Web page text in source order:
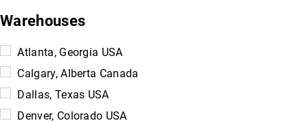
Warehouses
Atlanta, Georgia USA
Calgary, Alberta Canada
Dallas, Texas USA
Denver, Colorado USA